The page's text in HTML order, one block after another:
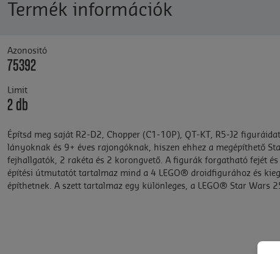
Termék információk
Azonositó
75392
Limit
2 db
Építsd meg saját R2-D2, Chopper (C1-10P), QT-KT, R5-J2
lányoknak és 9+ éves rajongóknak, hiszen ehhez a megépíthető
fejhallgatók, 2 rakéta és 2 korongvető. A figurák forgatható fejét
építési útmutatót tartalmaz mind a 4 LEGO® droidfigurához és
építhetnek. A szett tartalmaz egy különleges, a LEGO® Star